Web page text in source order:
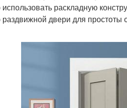
раскладную
раздвижной двери для